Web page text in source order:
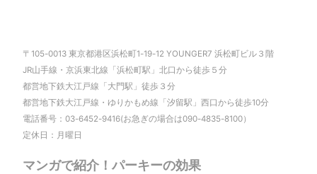
〒105-0013 東京都港区浜松町1-19-12 YOUNGER7 浜松町ビル３階
JR山手線・京浜東北線「浜松町駅」北口から徒歩５分
都営地下鉄大江戸線「大門駅」徒歩３分
都営地下鉄大江戸線・ゆりかもめ線「汐留駅」西口から徒歩10分
電話番号：03-6452-9416(お急ぎの場合は090-4835-8100）
定休日：月曜日
マンガで紹介！パーキーの効果